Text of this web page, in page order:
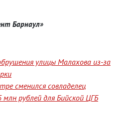
Барнаул»
улицы Малахова из-за
сменился совладелец
млн рублей для Бийской ЦГБ